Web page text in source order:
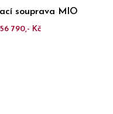
souprava MIO
790,- Kč